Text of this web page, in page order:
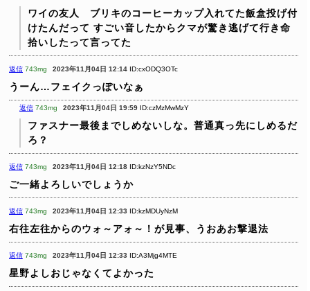
ワイの友人 ブリキのコーヒーカップ入れてた飯盒投げ付
けたんだって すごい音したからクマが驚き逃げて行き命
拾いしたって言ってた
返信 743mg 2023年11月04日 12:14 ID:cxODQ3OTc
うーん…フェイクっぽいなぁ
返信 743mg 2023年11月04日 19:59 ID:czMzMwMzY
ファスナー最後までしめないしな。普通真っ先にしめるだ
ろ？
返信 743mg 2023年11月04日 12:18 ID:kzNzY5NDc
ご一緒よろしいでしょうか
返信 743mg 2023年11月04日 12:33 ID:kzMDUyNzM
右往左往からのウォ～アォ～！が見事、うおあお撃退法
返信 743mg 2023年11月04日 12:33 ID:A3Mjg4MTE
星野よしおじゃなくてよかった